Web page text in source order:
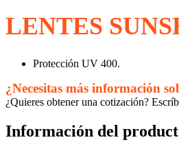
LENTES
Protección UV 400.
¿Necesitas más información
¿Quieres obtener una cotización?
Información del